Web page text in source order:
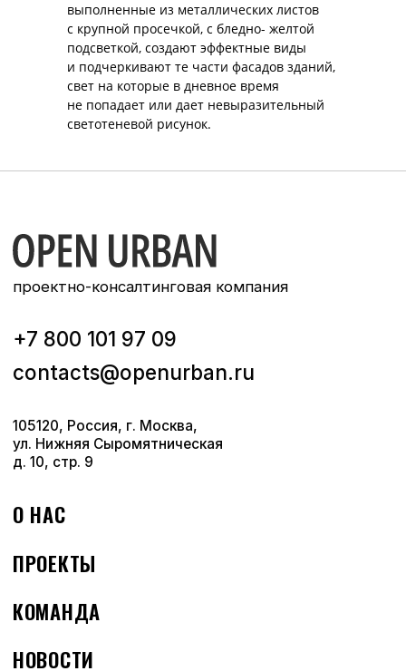
выполненные из металлических листов
с крупной просечкой, с бледно-­ желтой
подсветкой, создают эффектные виды
и подчеркивают те части фасадов зданий,
свет на которые в дневное время
не попадает или дает невыразительный
светотеневой рисунок.